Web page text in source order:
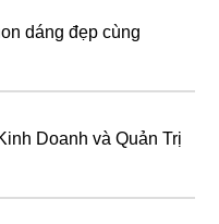
dáng đẹp cùng
Doanh và Quản Trị